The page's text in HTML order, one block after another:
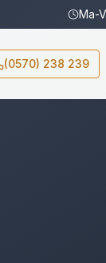
Ma-
(0570) 238 239